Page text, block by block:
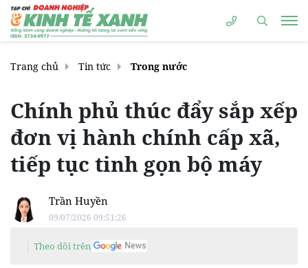
Trang chủ Tin tức Trong nước
Chính phủ thúc đẩy sắp xếp
đơn vị hành chính cấp xã,
tiếp tục tinh gọn bộ máy
Trần Huyền
09/07/2026 09:51:26
Theo dõi trên